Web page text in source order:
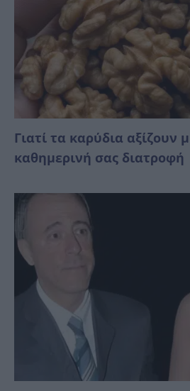
Γιατί τα καρύδια αξίζουν
καθημερινή σας διατροφή